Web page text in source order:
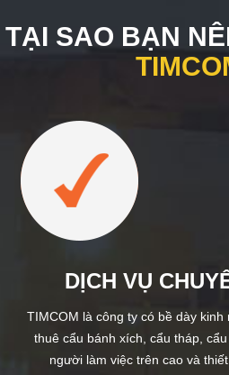
TẠI SAO BẠN
DỊCH VỤ
TIMCOM là công ty có bề dày
thuê cẩu bánh xích, cẩu tháp,
người làm việc trên cao và